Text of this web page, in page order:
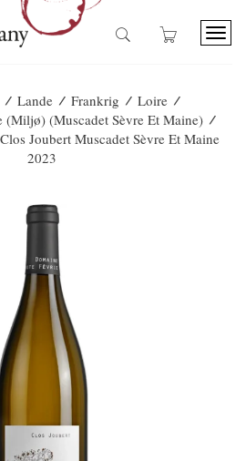
T
n
/ Lande / Frankrig / Loire /
(Miljø) (Muscadet Sèvre Et Maine) /
Joubert Muscadet Sèvre Et Maine
2023